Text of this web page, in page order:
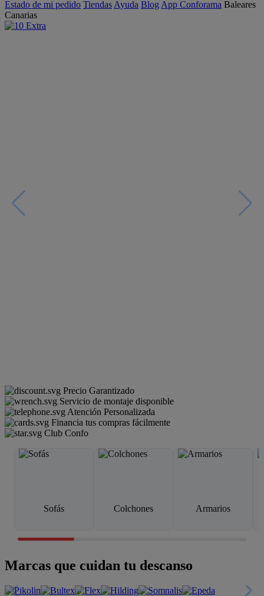
Estado de mi pedido Tiendas Ayuda Blog App Conforama Baleares
Canarias
Precio Garantizado
Servicio de montaje disponible
Atención Personalizada
Financia tus compras fácilmente
Club Confo
Sofás Colchones Armarios
Marcas que cuidan tu descanso